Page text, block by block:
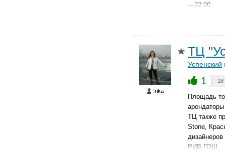
—22:00
Irika
ТЦ
Успенский
1 18
Площадь
ТЦ также
Stone,
РИВ ГОШ…